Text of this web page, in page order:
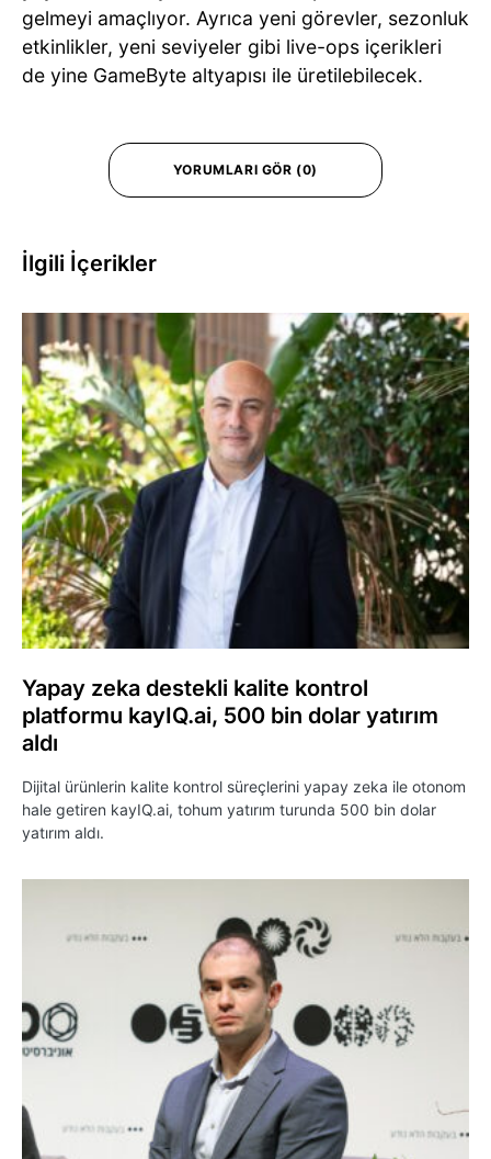
gelmeyi amaçlıyor. Ayrıca yeni görevler, sezonluk
etkinlikler, yeni seviyeler gibi live-ops içerikleri
de yine GameByte altyapısı ile üretilebilecek.
YORUMLARI GÖR (0)
İlgili İçerikler
Yapay zeka destekli kalite kontrol
platformu kayIQ.ai, 500 bin dolar yatırım
aldı
Dijital ürünlerin kalite kontrol süreçlerini yapay zeka ile otonom
hale getiren kayIQ.ai, tohum yatırım turunda 500 bin dolar
yatırım aldı.